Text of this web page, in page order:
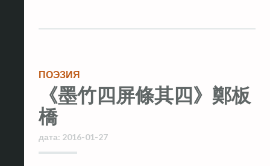
ПОЭЗИЯ
《墨竹四屏條其四》鄭板
橋
дата: 2016-01-27